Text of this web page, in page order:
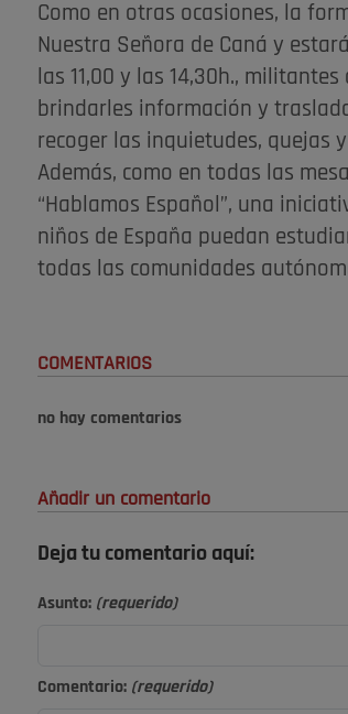
Como en otras ocasiones, la
Nuestra Señora de Caná y
las 11,00 y las 14,30h.,
brindarles información y
recoger las inquietudes, quejas
Además, como en todas las
“Hablamos Español”, una
niños de España puedan
todas las comunidades
COMENTARIOS
no hay comentarios
Añadir un comentario
Deja tu comentario aquí:
Asunto: (requerido)
Comentario: (requerido)